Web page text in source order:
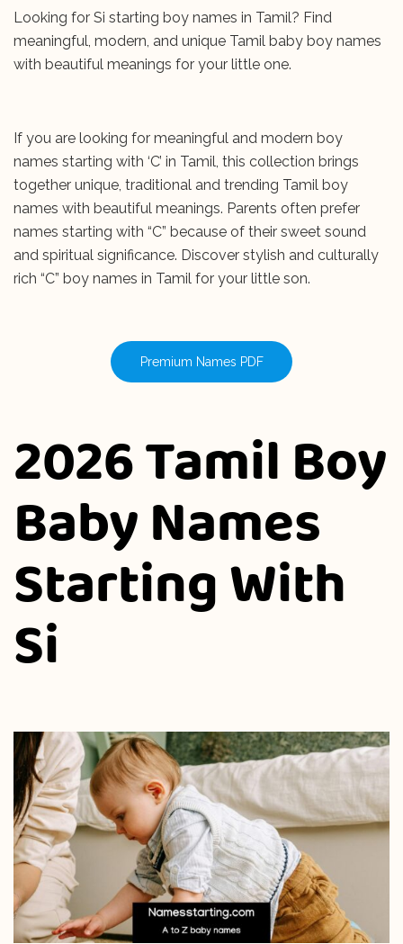
Looking for Si starting boy names in Tamil? Find
meaningful, modern, and unique Tamil baby boy names
with beautiful meanings for your little one.
If you are looking for meaningful and modern boy
names starting with ‘C’ in Tamil, this collection brings
together unique, traditional and trending Tamil boy
names with beautiful meanings. Parents often prefer
names starting with “C” because of their sweet sound
and spiritual significance. Discover stylish and culturally
rich “C” boy names in Tamil for your little son.
Premium Names PDF
2026 Tamil Boy
Baby Names
Starting With
Si